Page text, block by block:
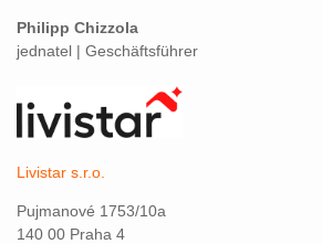
Philipp Chizzola
jednatel | Geschäftsführer
Livistar s.r.o.
Pujmanové 1753/10a
140 00 Praha 4